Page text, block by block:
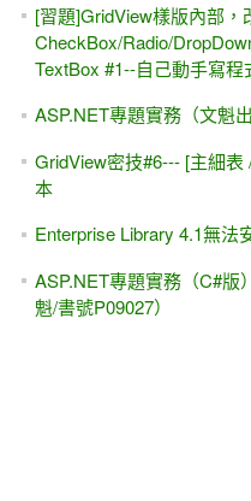
[習題]GridView樣版內部，
CheckBox/Radio/
TextBox #1--自己動手寫程
ASP.NET專題實務（文魁
GridView密技#6--- [主細
本
Enterprise Library 4.1無法
ASP.NET專題實務（C#版
魁/書號P09027）